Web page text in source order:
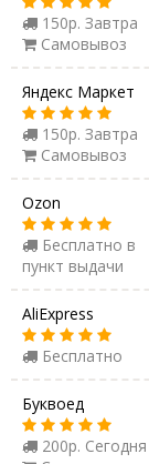
150р. Завтра
Самовывоз
Яндекс Маркет
150р. Завтра
Самовывоз
Ozon
Бесплатно в
пункт выдачи
AliExpress
Бесплатно
Буквоед
200р. Сегодня